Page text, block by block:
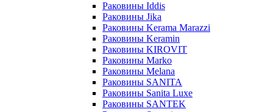
Раковины Iddis
Раковины Jika
Раковины Kerama Marazzi
Раковины Keramin
Раковины KIROVIT
Раковины Marko
Раковины Melana
Раковины SANITA
Раковины Sanita Luxe
Раковины SANTEK